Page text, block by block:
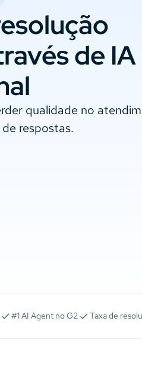
de IA
qualidade no
respostas.
#1 AI Agent no G2 Taxa de